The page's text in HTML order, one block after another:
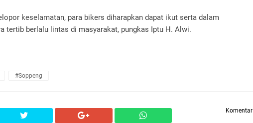
keselamatan, para bikers diharapkan dapat ikut serta dalam
tertib berlalu lintas di masyarakat, pungkas Iptu H. Alwi.
#Soppeng
Komentar